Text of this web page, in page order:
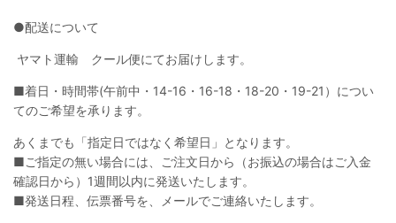
●配送について
ヤマト運輸 クール便にてお届けします。
■着日・時間帯(午前中・14-16・16-18・18-20・19-21）につい
てのご希望を承ります。
あくまでも「指定日ではなく希望日」となります。
■ご指定の無い場合には、ご注文日から（お振込の場合はご入金
確認日から）1週間以内に発送いたします。
■発送日程、伝票番号を、メールでご連絡いたします。